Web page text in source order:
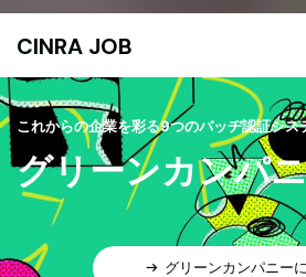
CINRA JOB
これからの企業を彩る9つのバッヂ認証シス
グリーンカンパ
グリーンカンパニー